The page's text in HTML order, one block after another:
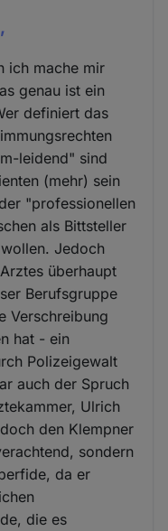
ich mache mir
genau ist ein
definiert das
leidend" sind
(mehr) sein
"professionellen
als Bittsteller
Jedoch
überhaupt
Berufsgruppe
Verschreibung
hat - ein
Polizeigewalt
auch der Spruch
Ulrich
den Klempner
sondern
da er
die es